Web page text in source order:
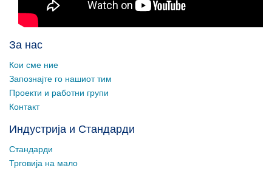
За нас
Кои сме ние
Запознајте го нашиот тим
Проекти и работни групи
Контакт
Индустрија и Стандарди
Стандарди
Трговија на мало